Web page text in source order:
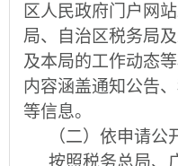
区人民政府门户网
局、自治区税务局
及本局的工作动态
内容涵盖通知公告
等信息。
（二）依申请
按照税务总局、